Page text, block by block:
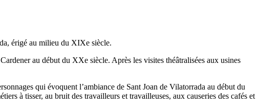
érigé au milieu du XIXe siècle.
au début du XXe siècle. Après les visites théâtralisées aux usines
qui évoquent l’ambiance de Sant Joan de Vilatorrada au début du
à tisser, au bruit des travailleurs et travailleuses, aux causeries des cafés et